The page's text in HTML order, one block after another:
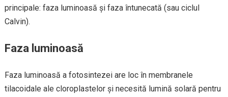
principale: faza luminoasă și faza întunecată (sau ciclul
Calvin).
Faza luminoasă
Faza luminoasă a fotosintezei are loc în membranele
tilacoidale ale cloroplastelor și necesită lumină solară pentru